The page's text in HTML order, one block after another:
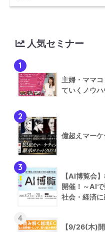
人気セミナー
1
主婦・ママ
ていくノウ
2
億超えマー
3
【AI博覧会
開催！～AI
社会・経済に
4
【9/26(木)